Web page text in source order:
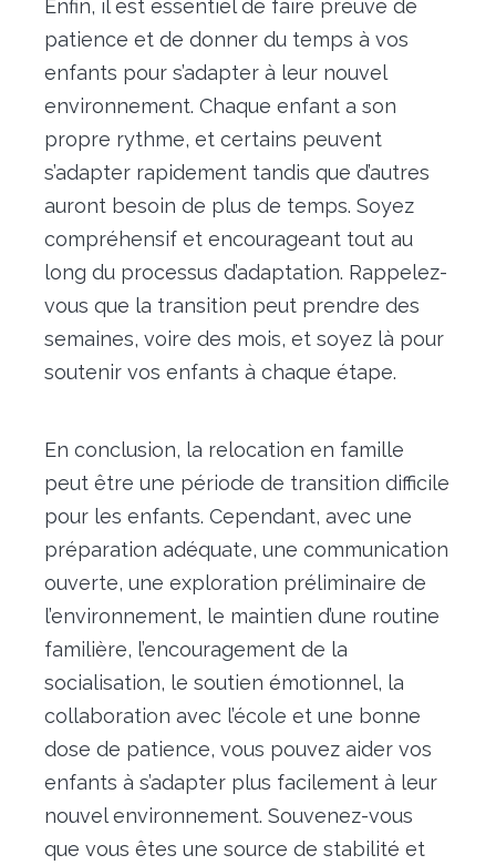
Enfin, il est essentiel de faire preuve de
patience et de donner du temps à vos
enfants pour s’adapter à leur nouvel
environnement. Chaque enfant a son
propre rythme, et certains peuvent
s’adapter rapidement tandis que d’autres
auront besoin de plus de temps. Soyez
compréhensif et encourageant tout au
long du processus d’adaptation. Rappelez-
vous que la transition peut prendre des
semaines, voire des mois, et soyez là pour
soutenir vos enfants à chaque étape.
En conclusion, la relocation en famille
peut être une période de transition difficile
pour les enfants. Cependant, avec une
préparation adéquate, une communication
ouverte, une exploration préliminaire de
l’environnement, le maintien d’une routine
familière, l’encouragement de la
socialisation, le soutien émotionnel, la
collaboration avec l’école et une bonne
dose de patience, vous pouvez aider vos
enfants à s’adapter plus facilement à leur
nouvel environnement. Souvenez-vous
que vous êtes une source de stabilité et